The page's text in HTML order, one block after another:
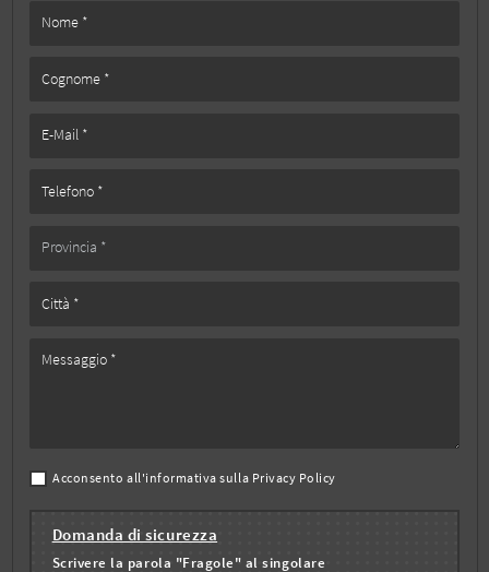
Acconsento all'informativa sulla Privacy Policy
Domanda di sicurezza
Scrivere la parola "Fragole" al singolare